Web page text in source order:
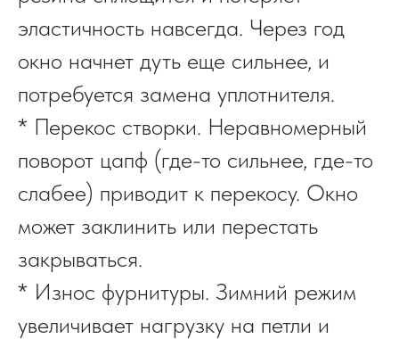
эластичность навсегда. Через год
окно начнет дуть еще сильнее, и
потребуется замена уплотнителя.
* Перекос створки. Неравномерный
поворот цапф (где-то сильнее, где-то
слабее) приводит к перекосу. Окно
может заклинить или перестать
закрываться.
* Износ фурнитуры. Зимний режим
увеличивает нагрузку на петли и